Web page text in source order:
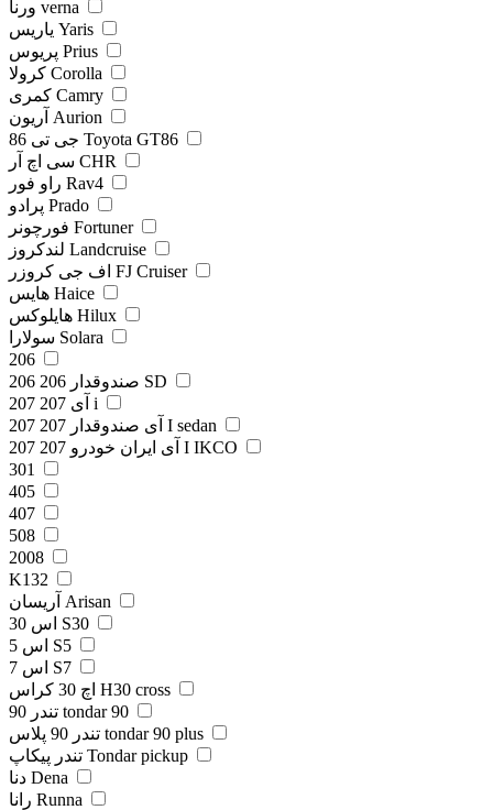
ورنا verna
یاریس Yaris
پریوس Prius
کرولا Corolla
کمری Camry
آریون Aurion
جی تی 86 Toyota GT86
سی اچ آر CHR
راو فور Rav4
پرادو Prado
فورچونر Fortuner
لندکروز Landcruise
اف جی کروزر FJ Cruiser
هایس Haice
هایلوکس Hilux
سولارا Solara
206
206 صندوقدار 206 SD
207 آی 207 i
207 آی صندوقدار 207 I sedan
207 آی ایران خودرو 207 I IKCO
301
405
407
508
2008
K132
آریسان Arisan
اس 30 S30
اس 5 S5
اس 7 S7
اچ 30 کراس H30 cross
تندر 90 tondar 90
تندر 90 پلاس tondar 90 plus
تندر پیکاپ Tondar pickup
دنا Dena
رانا Runna